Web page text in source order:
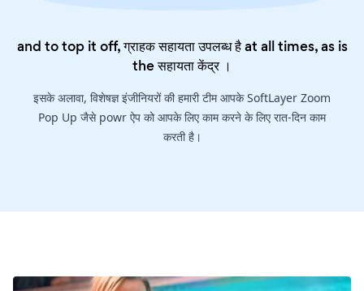
and to top it off, ग्राहक सहायता उपलब्ध है at all times, as is
theसहायता केंद्र।
इसके अलावा, विशेषज्ञ इंजीनियरों की हमारी टीम आपके SoftLayer Zoom
Pop Up जैसे powr ऐप को आपके लिए काम करने के लिए रात-दिन काम
करती है।